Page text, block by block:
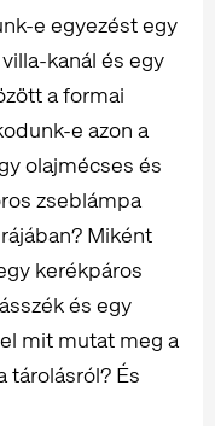
e egyezést egy
kanál és egy
a formai
e azon a
olajmécses és
zseblámpa
Miként
kerékpáros
és egy
mit mutat meg a
tárolásról? És